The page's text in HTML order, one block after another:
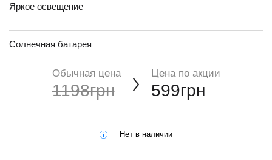
Яркое освещение
Солнечная батарея
Обычная цена
1198грн
Цена по акции
599грн
Нет в наличии